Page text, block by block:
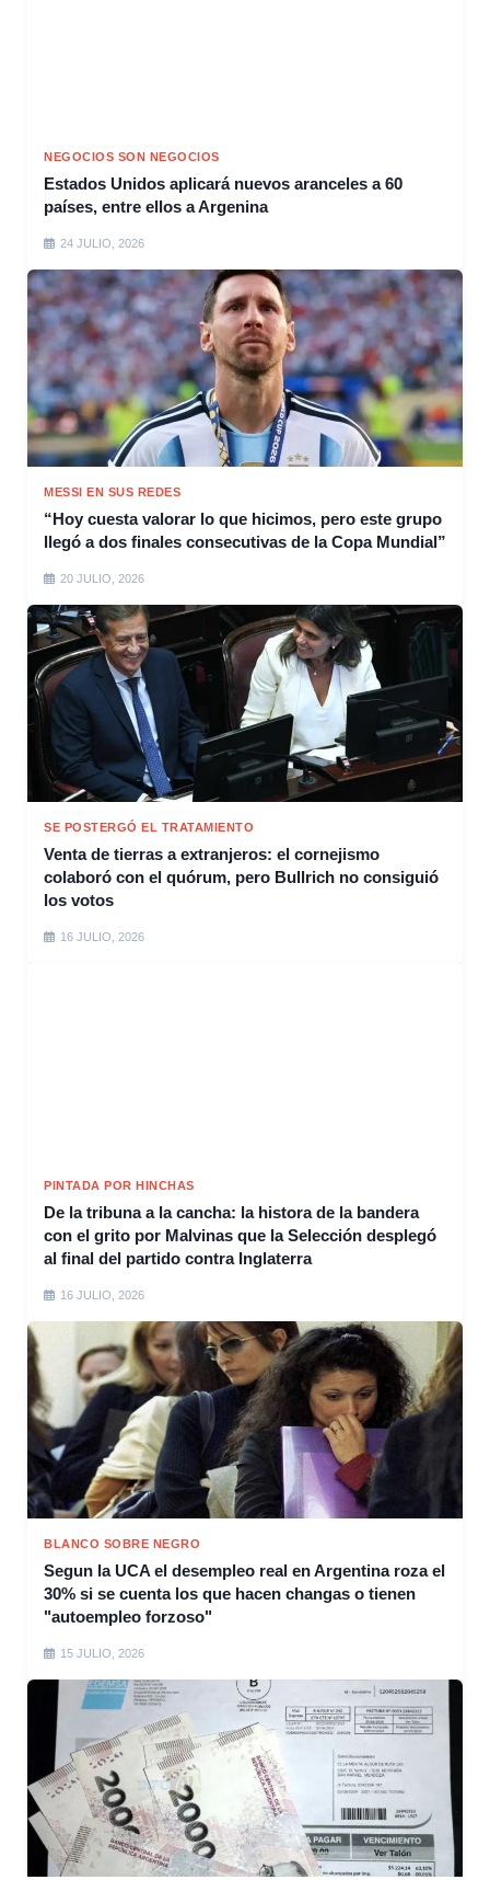
NEGOCIOS SON NEGOCIOS
Estados Unidos aplicará nuevos aranceles a 60
países, entre ellos a Argenina
24 JULIO, 2026
MESSI EN SUS REDES
“Hoy cuesta valorar lo que hicimos, pero este grupo
llegó a dos finales consecutivas de la Copa Mundial”
20 JULIO, 2026
SE POSTERGÓ EL TRATAMIENTO
Venta de tierras a extranjeros: el cornejismo
colaboró con el quórum, pero Bullrich no consiguió
los votos
16 JULIO, 2026
PINTADA POR HINCHAS
De la tribuna a la cancha: la histora de la bandera
con el grito por Malvinas que la Selección desplegó
al final del partido contra Inglaterra
16 JULIO, 2026
BLANCO SOBRE NEGRO
Segun la UCA el desempleo real en Argentina roza el
30% si se cuenta los que hacen changas o tienen
"autoempleo forzoso"
15 JULIO, 2026